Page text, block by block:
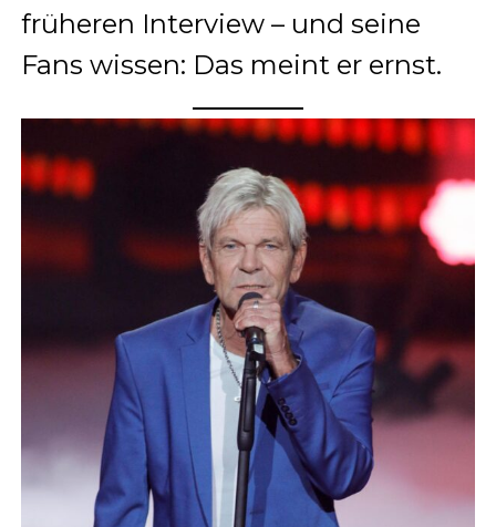
früheren Interview – und seine
Fans wissen: Das meint er ernst.